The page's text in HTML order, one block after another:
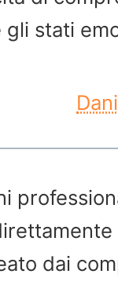
gli stati
dai